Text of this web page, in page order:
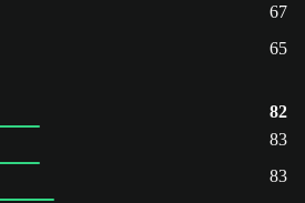
67
65
82
83
83